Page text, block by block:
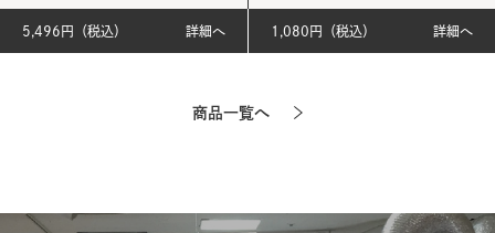
5,496円（税込） 詳細へ 1,080円（税込） 詳細へ
商品一覧へ